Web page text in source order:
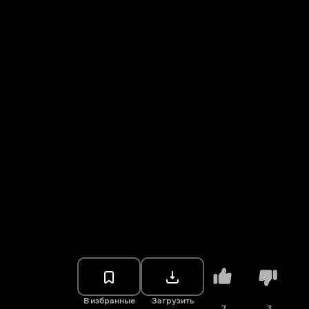
В избранные Загрузить